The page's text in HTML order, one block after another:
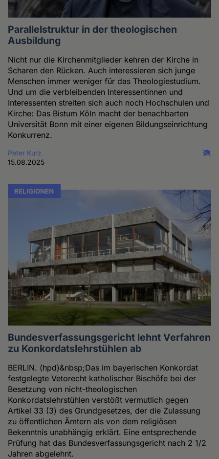
Parallelstruktur in der theologischen
Ausbildung
Nicht nur die Kirchenmitglieder kehren der Kirche in
Scharen den Rücken. Auch interessieren sich junge
Menschen immer weniger für das Theologiestudium.
Und um die verbleibenden Interessentinnen und
Interessenten streiten sich auch noch Hochschulen und
Kirche: Das Bistum Köln macht der benachbarten
Universität Bonn mit einer eigenen Bildungseinrichtung
Konkurrenz.
Peter Kurz
15.08.2025
RELIGIONEN
Bundesverfassungsgericht lehnt Verfahren
zu Konkordatslehrstühlen ab
BERLIN. (hpd)&nbsp;Das im bayerischen Konkordat
festgelegte Vetorecht katholischer Bischöfe bei der
Besetzung von nicht-theologischen
Konkordatslehrstühlen verstößt vermutlich gegen
Artikel 33 (3) des Grundgesetzes, der die Zulassung
zu öffentlichen Ämtern als von dem religiösen
Bekenntnis unabhängig erklärt. Eine entsprechende
Prüfung hat das Bundesverfassungsgericht nach 2 1/2
Jahren abgelehnt.